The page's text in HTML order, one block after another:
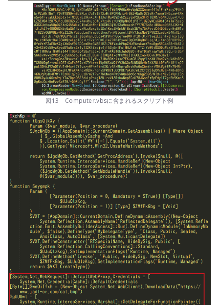
図13 Computer.vbsに含まれるスクリプト例